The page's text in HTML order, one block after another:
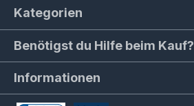
Kategorien
Benötigst du Hilfe beim Kauf?
Informationen